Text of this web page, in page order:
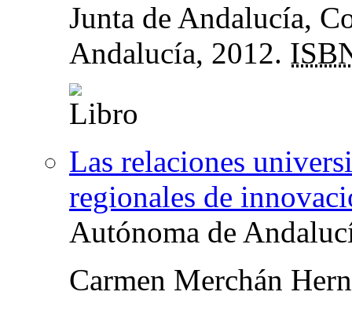
Junta de Andalucía,
Andalucía, 2012.
Las relaciones
regionales de
Autónoma de
Carmen Merchán